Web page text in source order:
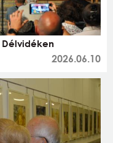
2026.06.10